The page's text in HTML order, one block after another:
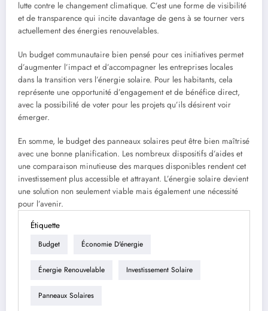
lutte contre le changement climatique. C’est une forme de visibilité
et de transparence qui incite davantage de gens à se tourner vers
actuellement des énergies renouvelables.
Un budget communautaire bien pensé pour ces initiatives permet
d’augmenter l’impact et d’accompagner les entreprises locales
dans la transition vers l’énergie solaire. Pour les habitants, cela
représente une opportunité d’engagement et de bénéfice direct,
avec la possibilité de voter pour les projets qu’ils désirent voir
émerger.
En somme, le budget des panneaux solaires peut être bien maîtrisé
avec une bonne planification. Les nombreux dispositifs d’aides et
une comparaison minutieuse des marques disponibles rendent cet
investissement plus accessible et attrayant. L’énergie solaire devient
une solution non seulement viable mais également une nécessité
pour l’avenir.
Étiquette
Budget Économie D'énergie
Énergie Renouvelable Investissement Solaire
Panneaux Solaires